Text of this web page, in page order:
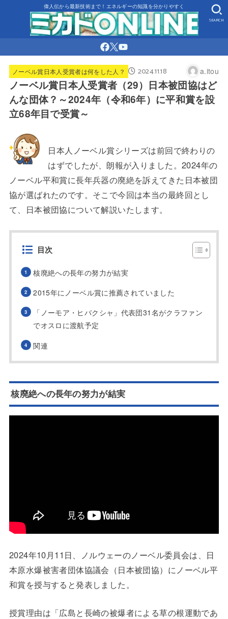
偉人伝から最新技術まで！エネルギーの知識を分かりやすく
SEARCH
ノーベル賞日本人受賞者は何をした人？ 2024.11.18 a.itou
ノーベル賞日本人受賞者（29）日本被団協はど
んな団体？～2024年（令和6年）に平和賞を設
立68年目で受賞～
日本人ノーベル賞シリーズは前回で終わりの
はずでしたが、朗報が入りました。2024年の
ノーベル平和賞に長年兵器の廃絶を訴えてきた日本被団
協が選ばれたのです。そこで今回は本当の最終回とし
て、日本被団協について解説いたします。
目次
核廃絶への長年の努力が結実
2015年にノーベル賞に推薦されていました
「ノーモア・ヒバクシャ」代表団31名がクラファン
でオスロに渡航予定
関連
核廃絶への長年の努力が結実
2024年10月11日、ノルウェーのノーベル委員会は、日
本原水爆被害者団体協議会（日本被団協）にノーベル平
和賞を授与すると発表しました。
授賞理由は「広島と長崎の被爆者による草の根運動であ